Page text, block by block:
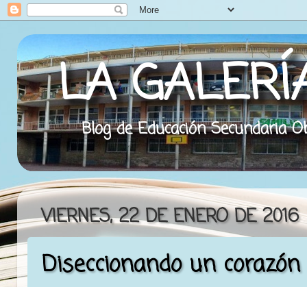
LA
Blog de Educación Secundaria
VIERNES, 22 DE ENERO DE 2016
Diseccionando un